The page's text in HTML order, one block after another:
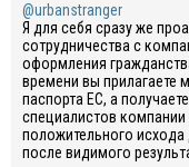
@urbanstranger
Я для себя сразу же
сотрудничества с
оформления
времени вы прилагаете
паспорта ЕС, а
специалистов компании
положительного исхода
после видимого